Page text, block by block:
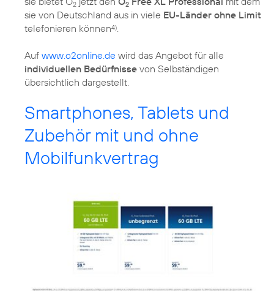
2 2
sie von Deutschland aus in viele EU-Länder ohne Limit
telefonieren können4)
Auf www.o2online.de wird das Angebot für alle
individuellen Bedürfnisse von Selbständigen
übersichtlich dargestellt.
Smartphones, Tablets und
Zubehör mit und ohne
Mobilfunkvertrag